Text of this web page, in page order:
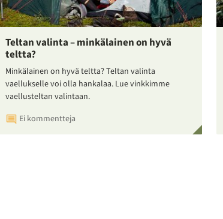
Teltan valinta – minkälainen on hyvä
teltta?
Minkälainen on hyvä teltta? Teltan valinta
vaellukselle voi olla hankalaa. Lue vinkkimme
vaellusteltan valintaan.
Ei kommentteja